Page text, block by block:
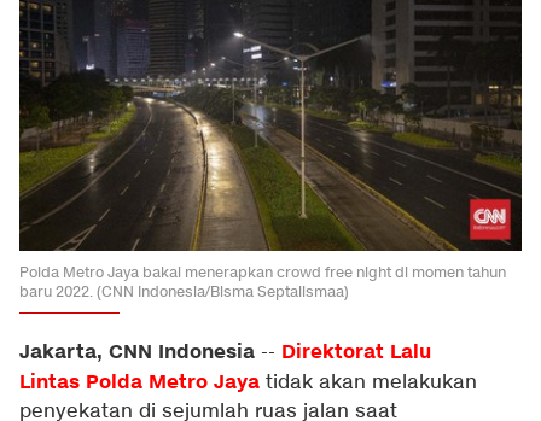
Polda Metro Jaya bakal menerapkan crowd free night di momen tahun
baru 2022. (CNN Indonesia/Bisma Septalismaa)
Jakarta, CNN Indonesia -- Direktorat Lalu
Lintas Polda Metro Jaya tidak akan melakukan
penyekatan di sejumlah ruas jalan saat